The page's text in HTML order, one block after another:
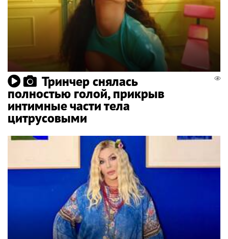
Тринчер снялась
полностью голой, прикрыв
интимные части тела
цитрусовыми